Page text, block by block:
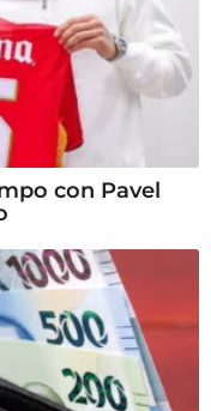
con Pavel